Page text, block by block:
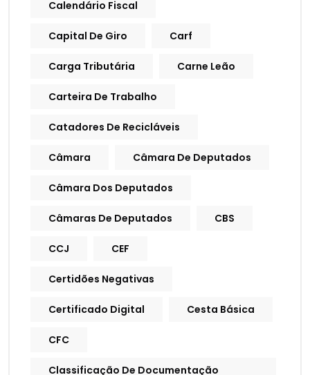
Calendário Fiscal
Capital De Giro Carf
Carga Tributária Carne Leão
Carteira De Trabalho
Catadores De Recicláveis
Câmara Câmara De Deputados
Câmara Dos Deputados
Câmaras De Deputados CBS
CCJ CEF
Certidões Negativas
Certificado Digital Cesta Básica
CFC
Classificação De Documentação